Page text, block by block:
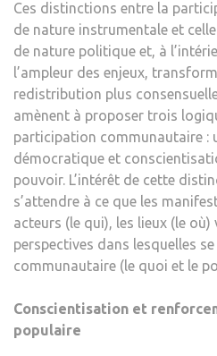
Ces distinctions entre la
de nature instrumentale et
de nature politique et, à
l’ampleur des enjeux,
redistribution plus
amènent à proposer trois
participation communautaire :
démocratique et
pouvoir. L’intérêt de cette
s’attendre à ce que les
acteurs (le qui), les lieux (le où)
perspectives dans lesquelles
communautaire (le quoi et le
Conscientisation et
populaire